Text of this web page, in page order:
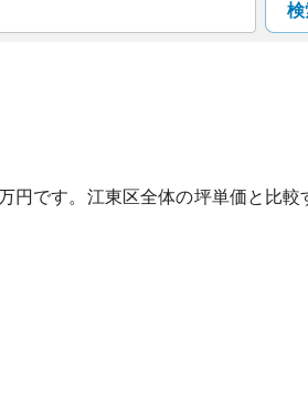
検
円です。 江東区全体の坪単価と比較